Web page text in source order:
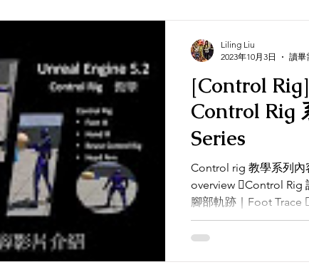
[Control
Control Rig
Series
Control rig 教學系列
overview Control Rig
腳部軌跡｜Foot Trace
Liling Liu
2023年10月3日
讀畢